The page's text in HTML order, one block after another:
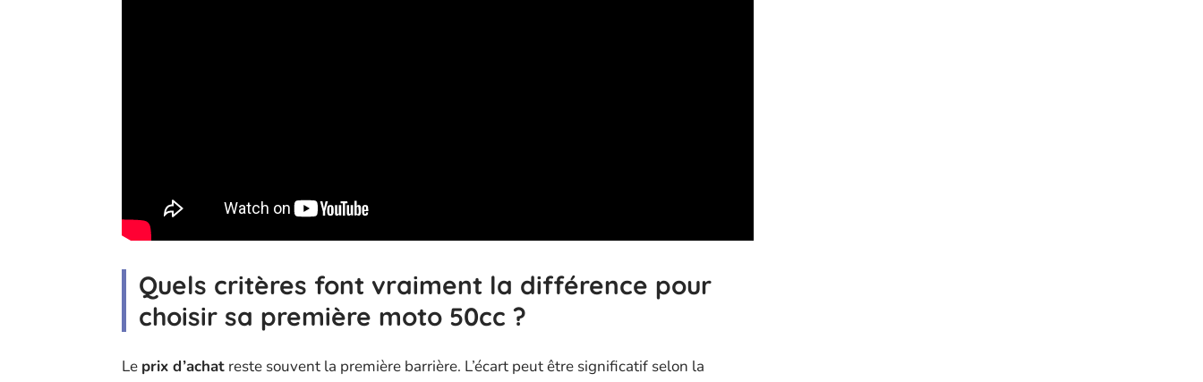
Quels critères font vraiment la différence pour
choisir sa première moto 50cc ?
Le prix d’achat reste souvent la première barrière. L’écart peut être significatif selon la